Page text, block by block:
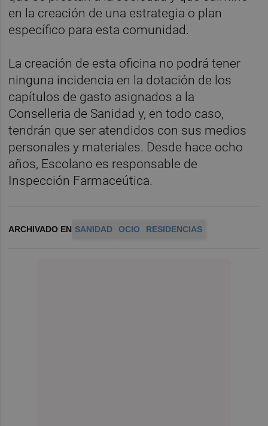
en la creación de una estrategia o plan
específico para esta comunidad.
La creación de esta oficina no podrá tener
ninguna incidencia en la dotación de los
capítulos de gasto asignados a la
Conselleria de Sanidad y, en todo caso,
tendrán que ser atendidos con sus medios
personales y materiales. Desde hace ocho
años, Escolano es responsable de
Inspección Farmaceútica.
ARCHIVADO EN SANIDAD OCIO RESIDENCIAS